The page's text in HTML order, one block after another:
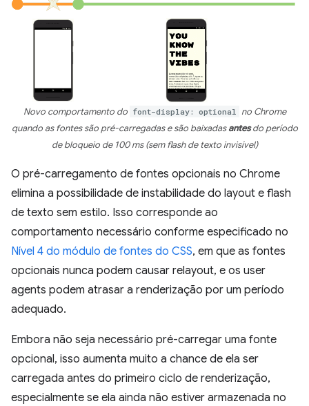
Novo comportamento do font-display: optional
no Chrome
quando as fontes são pré-carregadas e são baixadasantesdo período
de bloqueio de 100 ms (sem flash de texto invisível)
O pré-carregamento de fontes opcionais no Chrome
elimina a possibilidade de instabilidade do layout e flash
de texto sem estilo. Isso corresponde ao
comportamento necessário conforme especificado no
Nível 4 do módulo de fontes do CSS, em que as fontes
opcionais nunca podem causar relayout, e os user
agents podem atrasar a renderização por um período
adequado.
Embora não seja necessário pré-carregar uma fonte
opcional, isso aumenta muito a chance de ela ser
carregada antes do primeiro ciclo de renderização,
especialmente se ela ainda não estiver armazenada no